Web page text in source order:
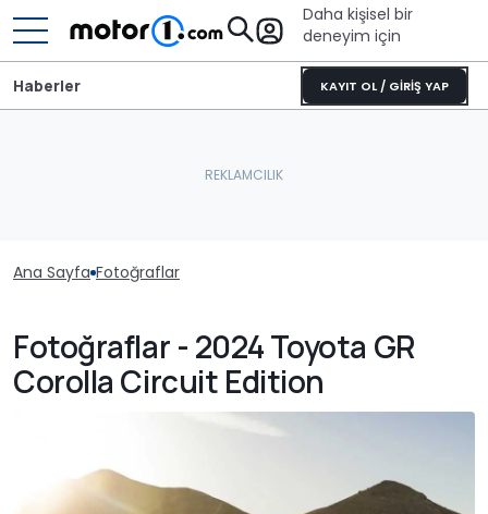
Daha kişisel bir
deneyim için
KAYIT OL / GİRİŞ YAP
Haberler
Ana Sayfa Fotoğraflar
Fotoğraflar - 2024 Toyota GR
Corolla Circuit Edition